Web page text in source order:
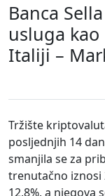
Banca
usluga
Italiji –
Tržište
posljednjih 14
smanjila se za
trenutačno iznosi
12,8%, a njegova